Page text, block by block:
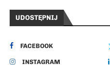
UDOSTĘPNIJ
FACEBOOK
INSTAGRAM